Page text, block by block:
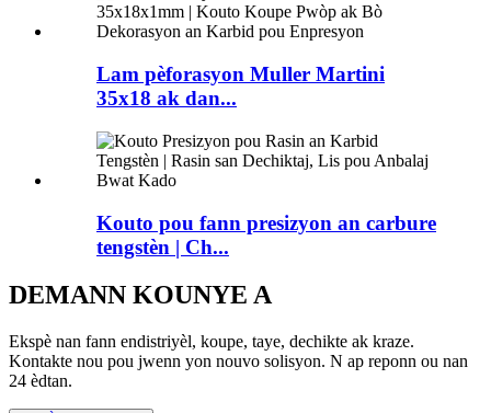
Lam pèforasyon Muller Martini
35x18 ak dan...
Kouto pou fann presizyon an carbure
tengstèn | Ch...
DEMANN KOUNYE A
Ekspè nan fann endistriyèl, koupe, taye, dechikte ak kraze.
Kontakte nou pou jwenn yon nouvo solisyon. N ap reponn ou nan
24 èdtan.